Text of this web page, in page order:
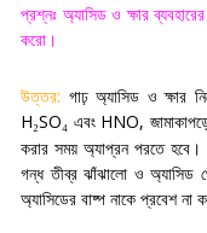
প্রশ্নঃ অ্যাসিড ও ক্ষার
করো ।
উত্তর: গাঢ় অ্যাসিড ও ক্ষার
H₂SO ₄ এবং HNO,
করার সময় অ্যাপ্রন পরতে হবে।
গন্ধ তীব্র ঝাঁঝালো ও অ্যাসিড
অ্যাসিডের বাষ্প নাকে প্রবেশ না